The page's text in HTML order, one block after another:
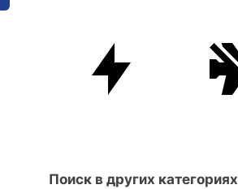
Поиск в других категориях